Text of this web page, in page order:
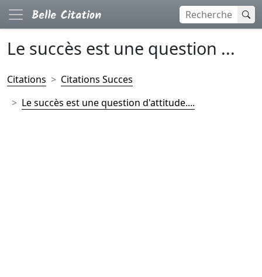
Le succès est une question ...
Citations
Citations Succes
Le succès est une question d'attitude....